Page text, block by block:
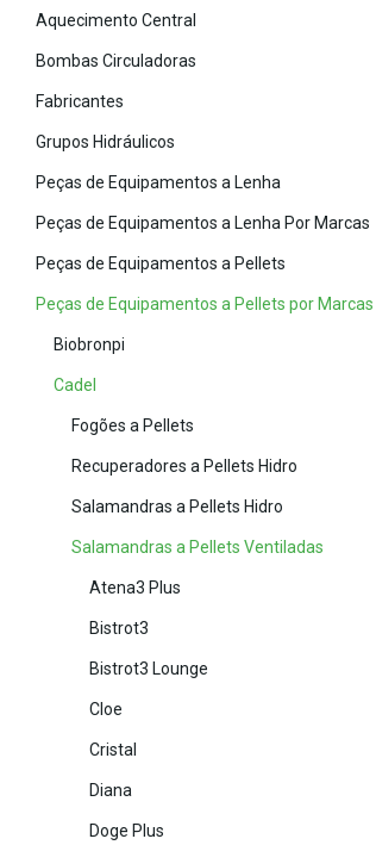
Aquecimento Central
Bombas Circuladoras
Fabricantes
Grupos Hidráulicos
Peças de Equipamentos a Lenha
Peças de Equipamentos a Lenha Por Marcas
Peças de Equipamentos a Pellets
Peças de Equipamentos a Pellets por Marcas
Biobronpi
Cadel
Fogões a Pellets
Recuperadores a Pellets Hidro
Salamandras a Pellets Hidro
Salamandras a Pellets Ventiladas
Atena3 Plus
Bistrot3
Bistrot3 Lounge
Cloe
Cristal
Diana
Doge Plus